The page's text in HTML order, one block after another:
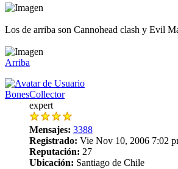
Los de arriba son Cannohead clash y Evil
Arriba
BonesCollector
expert
Mensajes: 3388
Registrado: Vie Nov 10, 2006 7:02
Reputación: 27
Ubicación: Santiago de Chile